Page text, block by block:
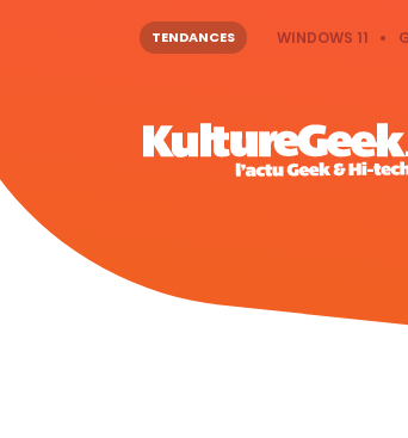
TENDANCES WINDOWS 11